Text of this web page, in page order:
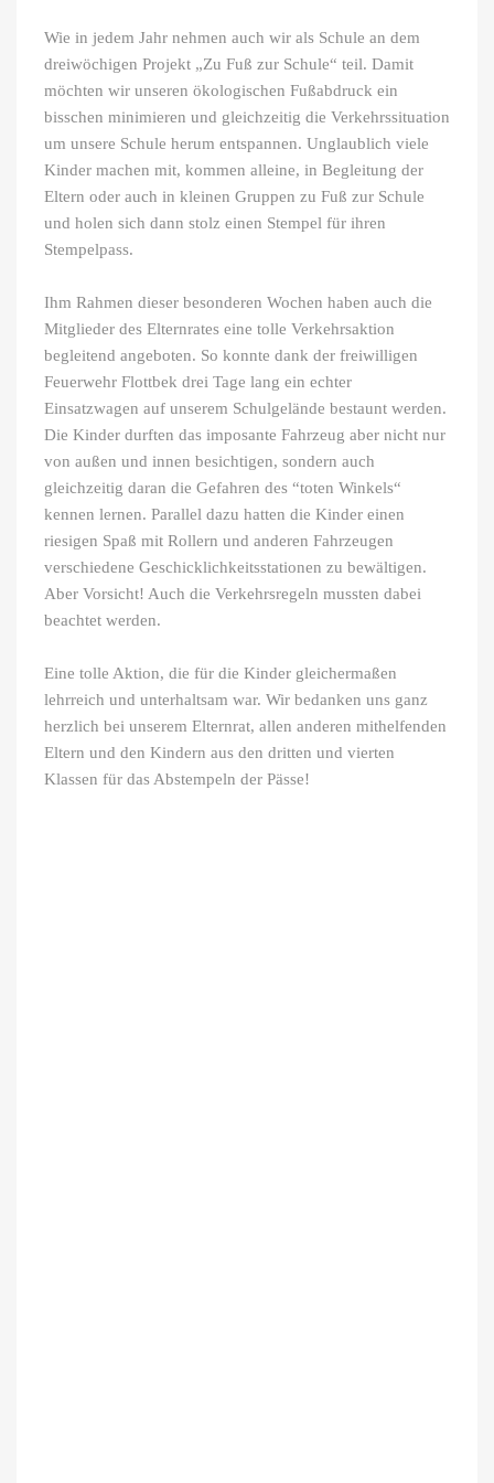
Wie in jedem Jahr nehmen auch wir als Schule an dem
dreiwöchigen Projekt „Zu Fuß zur Schule“ teil. Damit
möchten wir unseren ökologischen Fußabdruck ein
bisschen minimieren und gleichzeitig die Verkehrssituation
um unsere Schule herum entspannen. Unglaublich viele
Kinder machen mit, kommen alleine, in Begleitung der
Eltern oder auch in kleinen Gruppen zu Fuß zur Schule
und holen sich dann stolz einen Stempel für ihren
Stempelpass.
Ihm Rahmen dieser besonderen Wochen haben auch die
Mitglieder des Elternrates eine tolle Verkehrsaktion
begleitend angeboten. So konnte dank der freiwilligen
Feuerwehr Flottbek drei Tage lang ein echter
Einsatzwagen auf unserem Schulgelände bestaunt werden.
Die Kinder durften das imposante Fahrzeug aber nicht nur
von außen und innen besichtigen, sondern auch
gleichzeitig daran die Gefahren des “toten Winkels“
kennen lernen. Parallel dazu hatten die Kinder einen
riesigen Spaß mit Rollern und anderen Fahrzeugen
verschiedene Geschicklichkeitsstationen zu bewältigen.
Aber Vorsicht! Auch die Verkehrsregeln mussten dabei
beachtet werden.
Eine tolle Aktion, die für die Kinder gleichermaßen
lehrreich und unterhaltsam war. Wir bedanken uns ganz
herzlich bei unserem Elternrat, allen anderen mithelfenden
Eltern und den Kindern aus den dritten und vierten
Klassen für das Abstempeln der Pässe!